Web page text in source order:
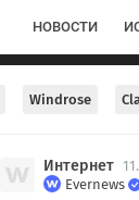
НОВОСТИ
Windrose
Интернет
Evernews